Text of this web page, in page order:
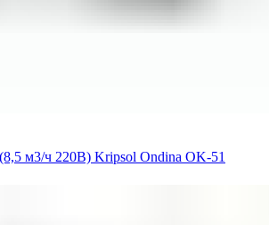
м3/ч 220В) Kripsol Ondina ОK-51